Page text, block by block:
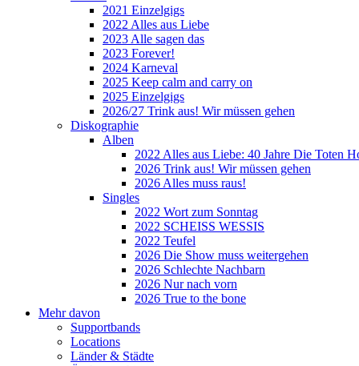
2021 Einzelgigs
2022 Alles aus Liebe
2023 Alle sagen das
2023 Forever!
2024 Karneval
2025 Keep calm and carry on
2025 Einzelgigs
2026/27 Trink aus! Wir müssen gehen
Diskographie
Alben
2022 Alles aus Liebe: 40 Jahre Die Toten
2026 Trink aus! Wir müssen gehen
2026 Alles muss raus!
Singles
2022 Wort zum Sonntag
2022 SCHEISS WESSIS
2022 Teufel
2026 Die Show muss weitergehen
2026 Schlechte Nachbarn
2026 Nur nach vorn
2026 True to the bone
Mehr davon
Supportbands
Locations
Länder & Städte